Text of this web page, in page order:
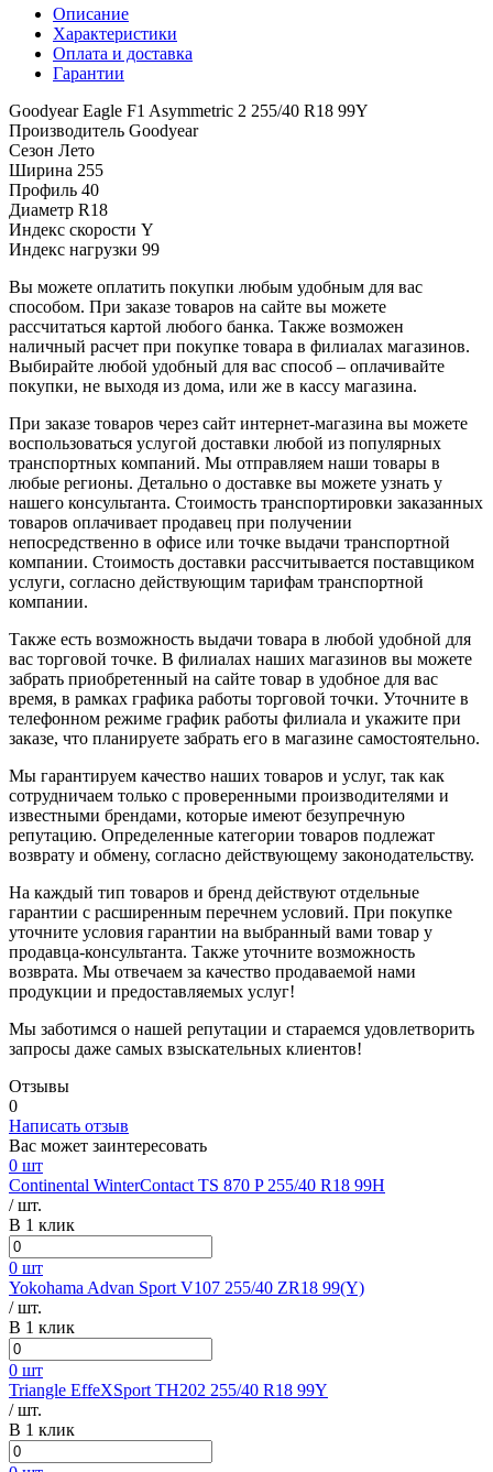
Описание
Характеристики
Оплата и доставка
Гарантии
Goodyear Eagle F1 Asymmetric 2 255/40 R18 99Y
Производитель Goodyear
Сезон Лето
Ширина 255
Профиль 40
Диаметр R18
Индекс скорости Y
Индекс нагрузки 99
Вы можете оплатить покупки любым удобным для вас
способом. При заказе товаров на сайте вы можете
рассчитаться картой любого банка. Также возможен
наличный расчет при покупке товара в филиалах магазинов.
Выбирайте любой удобный для вас способ – оплачивайте
покупки, не выходя из дома, или же в кассу магазина.
При заказе товаров через сайт интернет-магазина вы можете
воспользоваться услугой доставки любой из популярных
транспортных компаний. Мы отправляем наши товары в
любые регионы. Детально о доставке вы можете узнать у
нашего консультанта. Стоимость транспортировки заказанных
товаров оплачивает продавец при получении
непосредственно в офисе или точке выдачи транспортной
компании. Стоимость доставки рассчитывается поставщиком
услуги, согласно действующим тарифам транспортной
компании.
Также есть возможность выдачи товара в любой удобной для
вас торговой точке. В филиалах наших магазинов вы можете
забрать приобретенный на сайте товар в удобное для вас
время, в рамках графика работы торговой точки. Уточните в
телефонном режиме график работы филиала и укажите при
заказе, что планируете забрать его в магазине самостоятельно.
Мы гарантируем качество наших товаров и услуг, так как
сотрудничаем только с проверенными производителями и
известными брендами, которые имеют безупречную
репутацию. Определенные категории товаров подлежат
возврату и обмену, согласно действующему законодательству.
На каждый тип товаров и бренд действуют отдельные
гарантии с расширенным перечнем условий. При покупке
уточните условия гарантии на выбранный вами товар у
продавца-консультанта. Также уточните возможность
возврата. Мы отвечаем за качество продаваемой нами
продукции и предоставляемых услуг!
Мы заботимся о нашей репутации и стараемся удовлетворить
запросы даже самых взыскательных клиентов!
Отзывы
0
Написать отзыв
Вас может заинтересовать
0 шт
Continental WinterContact TS 870 P 255/40 R18 99H
/ шт.
В 1 клик
0 шт
Yokohama Advan Sport V107 255/40 ZR18 99(Y)
/ шт.
В 1 клик
0 шт
Triangle EffeXSport TH202 255/40 R18 99Y
/ шт.
В 1 клик